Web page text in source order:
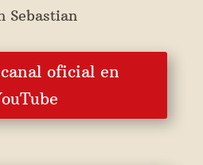
Sebastian
oficial en